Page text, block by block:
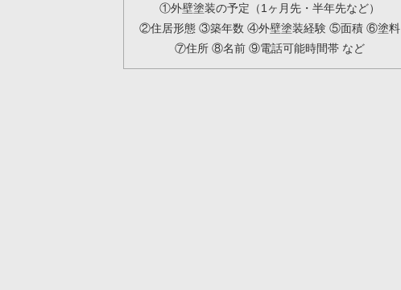
①外壁塗装の予定（1ヶ月先・半年先など）
②住居形態 ③築年数 ④外壁塗装経験 ⑤面積 ⑥塗料
⑦住所 ⑧名前 ⑨電話可能時間帯 など